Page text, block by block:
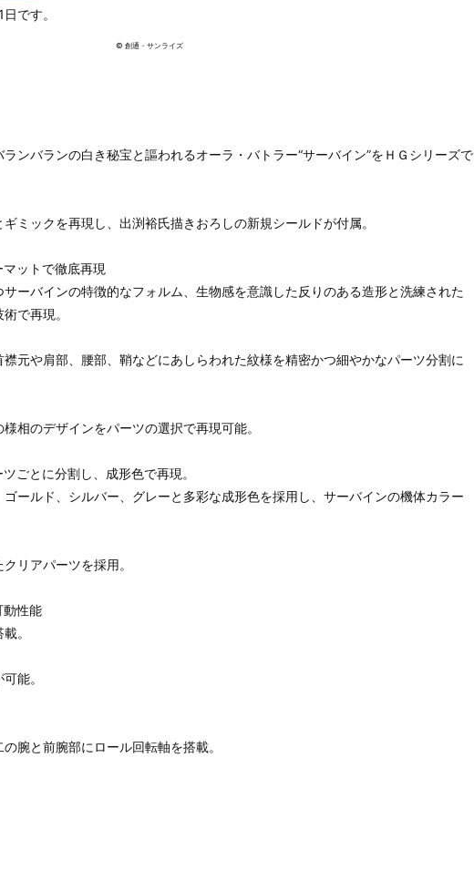
です。
© 創通・サンライズ
ランバランの白き秘宝と謳われるオーラ・バトラー“サーバイン”をＨＧシリーズで
ミックを再現し、出渕裕氏描きおろしの新規シールドが付属。
ットで徹底再現
サーバインの特徴的なフォルム、生物感を意識した反りのある造形と洗練された
で再現。
元や肩部、腰部、鞘などにあしらわれた紋様を精密かつ細やかなパーツ分割に
相のデザインをパーツの選択で再現可能。
とに分割し、成形色で再現。
ールド、シルバー、グレーと多彩な成形色を採用し、サーバインの機体カラー
リアパーツを採用。
性能
。
可能。
腕と前腕部にロール回転軸を搭載。
ーガ
風雲
動武
ンダ
ンダ
『スタークジ
ェガン』機動
ダイ】より20
【ガンプラ】
ガ（レズン・
ム 逆襲のシャ
月30日再販予
型』機動戦士
イ】より202
動戦士Zガン
26年7月30日